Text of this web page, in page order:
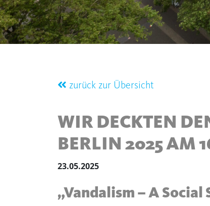
zurück zur Übersicht
WIR DECKTEN
BERLIN 2025 AM
23.05.2025
„Vandalism – A Social